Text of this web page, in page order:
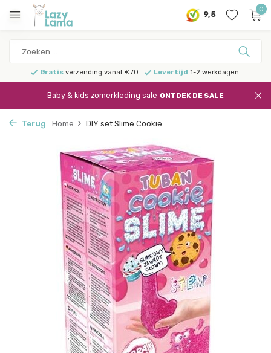
9,5
0
Gratis verzending vanaf €70 Levertijd 1-2 werkdagen
Baby & kids zomerkleding sale ONTDEK DE SALE
Terug Home DIY set Slime Cookie